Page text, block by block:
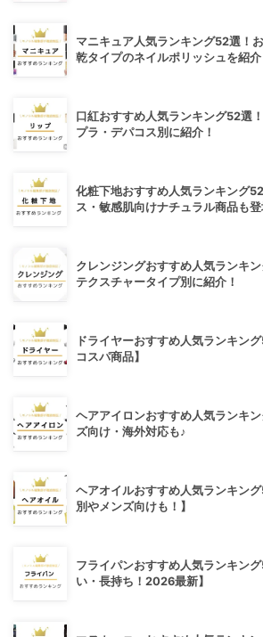
マニキュア人気ランキング52選！
乾タイプのネイルポリッシュを紹介
口紅おすすめ人気ランキング52選
プラ・デパコス別に紹介！
化粧下地おすすめ人気ランキング
ス・敏感肌向けナチュラル商品も登
クレンジングおすすめ人気ランキ
テクスチャータイプ別に紹介！
ドライヤーおすすめ人気ランキン
コスパ商品】
ヘアアイロンおすすめ人気ランキ
ズ向け・海外対応も♪
ヘアオイルおすすめ人気ランキン
別やメンズ向けも！】
フライパンおすすめ人気ランキン
い・長持ち！2026最新】